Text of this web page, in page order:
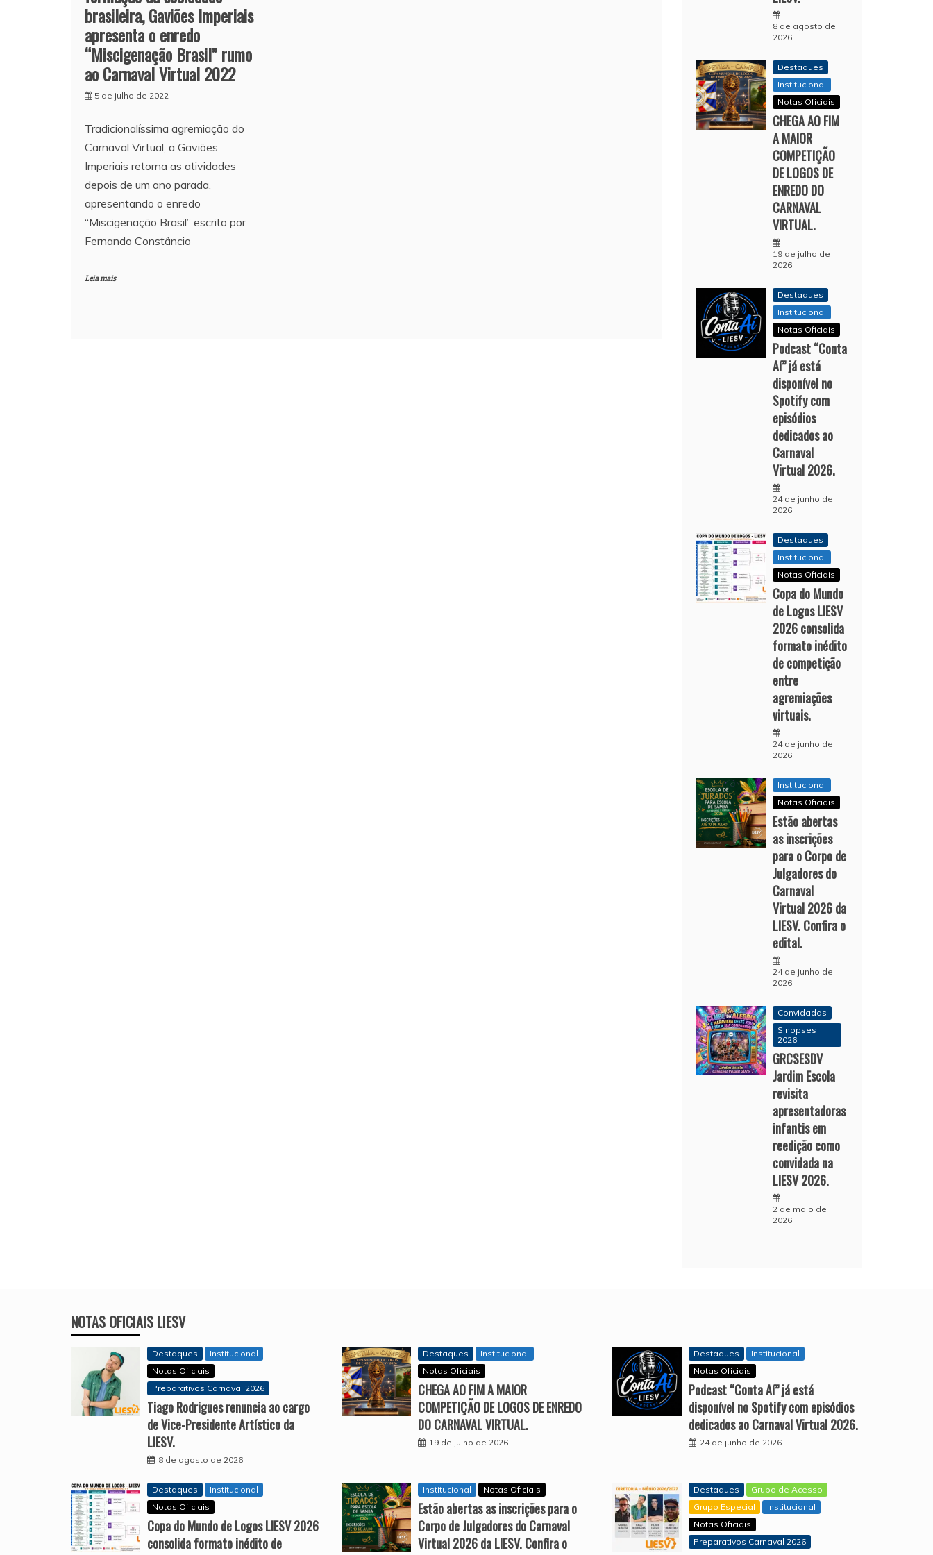
brasileira, Gaviões Imperiais
apresenta o enredo
“Miscigenação Brasil” rumo
ao Carnaval Virtual 2022
5 de julho de 2022
Tradicionalíssima agremiação do
Carnaval Virtual, a Gaviões
Imperiais retorna as atividades
depois de um ano parada,
apresentando o enredo
“Miscigenação Brasil” escrito por
Fernando Constâncio
Leia mais
8 de agosto de
2026
Destaques
Institucional
Notas Oficiais
CHEGA AO FIM
A MAIOR
COMPETIÇÃO
DE LOGOS DE
ENREDO DO
CARNAVAL
VIRTUAL.
19 de julho de
2026
Destaques
Institucional
Notas Oficiais
Podcast “Conta
Aí” já está
disponível no
Spotify com
episódios
dedicados ao
Carnaval
Virtual 2026.
24 de junho de
2026
Destaques
Institucional
Notas Oficiais
Copa do Mundo
de Logos LIESV
2026 consolida
formato inédito
de competição
entre
agremiações
virtuais.
24 de junho de
2026
Institucional
Notas Oficiais
Estão abertas
as inscrições
para o Corpo de
Julgadores do
Carnaval
Virtual 2026 da
LIESV. Confira o
edital.
24 de junho de
2026
Convidadas
Sinopses
2026
GRCSESDV
Jardim Escola
revisita
apresentadoras
infantis em
reedição como
convidada na
LIESV 2026.
2 de maio de
2026
NOTAS OFICIAIS LIESV
Destaques
Institucional
Notas Oficiais
Preparativos Carnaval 2026
Tiago Rodrigues renuncia ao cargo
de Vice-Presidente Artístico da
LIESV.
8 de agosto de 2026
Destaques
Institucional
Notas Oficiais
CHEGA AO FIM A MAIOR
COMPETIÇÃO DE LOGOS DE ENREDO
DO CARNAVAL VIRTUAL.
19 de julho de 2026
Destaques
Institucional
Notas Oficiais
Podcast “Conta Aí” já está
disponível no Spotify com episódios
dedicados ao Carnaval Virtual 2026.
24 de junho de 2026
Destaques
Institucional
Notas Oficiais
Copa do Mundo de Logos LIESV 2026
consolida formato inédito de
Institucional Notas Oficiais
Estão abertas as inscrições para o
Corpo de Julgadores do Carnaval
Virtual 2026 da LIESV. Confira o
Destaques
Grupo de Acesso
Grupo Especial
Institucional
Notas Oficiais
Preparativos Carnaval 2026